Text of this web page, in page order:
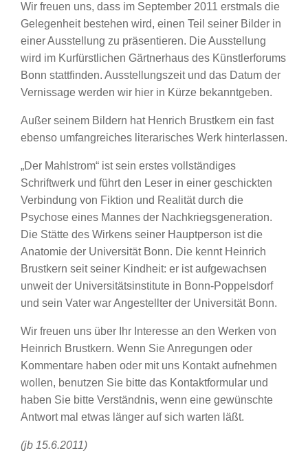
Wir freuen uns, dass im September 2011 erstmals die
Gelegenheit bestehen wird, einen Teil seiner Bilder in
einer Ausstellung zu präsentieren. Die Ausstellung
wird im Kurfürstlichen Gärtnerhaus des Künstlerforums
Bonn stattfinden. Ausstellungszeit und das Datum der
Vernissage werden wir hier in Kürze bekanntgeben.
Außer seinem Bildern hat Henrich Brustkern ein fast
ebenso umfangreiches literarisches Werk hinterlassen.
„Der Mahlstrom“ ist sein erstes vollständiges
Schriftwerk und führt den Leser in einer geschickten
Verbindung von Fiktion und Realität durch die
Psychose eines Mannes der Nachkriegsgeneration.
Die Stätte des Wirkens seiner Hauptperson ist die
Anatomie der Universität Bonn. Die kennt Heinrich
Brustkern seit seiner Kindheit: er ist aufgewachsen
unweit der Universitätsinstitute in Bonn-Poppelsdorf
und sein Vater war Angestellter der Universität Bonn.
Wir freuen uns über Ihr Interesse an den Werken von
Heinrich Brustkern. Wenn Sie Anregungen oder
Kommentare haben oder mit uns Kontakt aufnehmen
wollen, benutzen Sie bitte das Kontaktformular und
haben Sie bitte Verständnis, wenn eine gewünschte
Antwort mal etwas länger auf sich warten läßt.
(jb 15.6.2011)